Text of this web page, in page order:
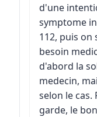
d'une
symptome
112, puis
besoin
d'abord la
medecin,
selon le
garde, le